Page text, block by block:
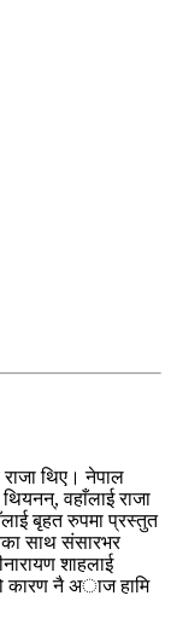
थिए। नेपाल
वहाँलाई राजा
बृहत रुपमा प्रस्तुत
साथ संसारभर
शाहलाई
कारण नै अाज हामि